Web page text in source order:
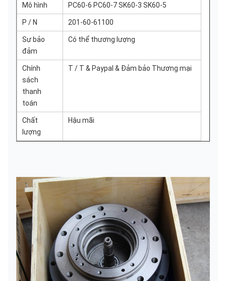
Mô hình PC60-6 PC60-7 SK60-3 SK60-5
P / N 201-60-61100
Sự bảo
đảm
Có thể thương lượng
Chính
sách
thanh
toán
T / T & Paypal & Đảm bảo Thương mại
Chất
lượng
Hậu mãi